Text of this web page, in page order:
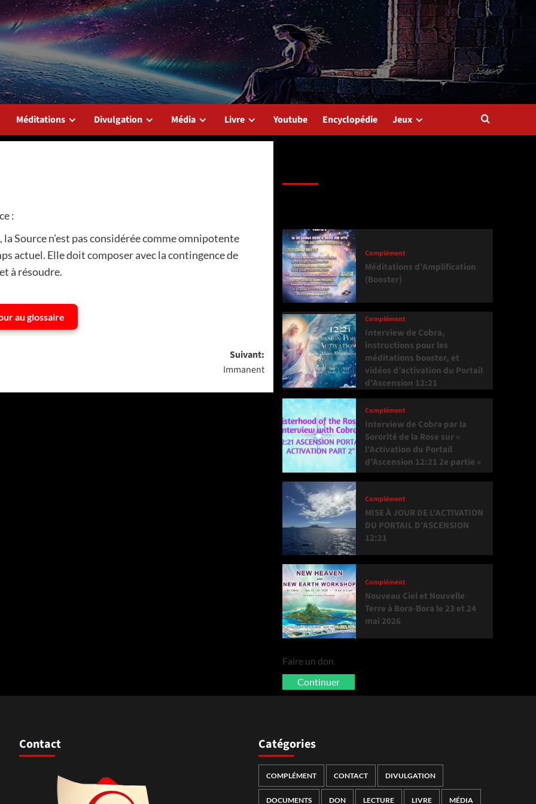
Méditations Divulgation Média Livre Youtube Encyclopédie Jeux
:
Source n’est pas considérée comme omnipotente
actuel. Elle doit composer avec la contingence de
à résoudre.
au glossaire
Suivant:
Immanent
Complément
Méditations d’Amplification
(Booster)
Complément
Interview de Cobra,
instructions pour les
méditations booster, et
vidéos d’activation du Portail
d’Ascension 12:21
Complément
Interview de Cobra par la
Sororité de la Rose sur «
l’Activation du Portail
d’Ascension 12:21 2e partie »
Complément
MISE À JOUR DE L’ACTIVATION
DU PORTAIL D’ASCENSION
12:21
Complément
Nouveau Ciel et Nouvelle
Terre à Bora-Bora le 23 et 24
mai 2026
Faire un don
Continuer
Contact Catégories
COMPLÉMENT CONTACT DIVULGATION
DOCUMENTS DON LECTURE LIVRE MÉDIA